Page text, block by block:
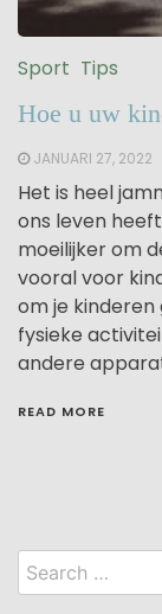
Sport Tips
Hoe u uw
JANUARI 27, 2022
Het is heel
ons leven
moeilijker om
vooral voor
om je
fysieke
andere
READ MORE
Search
for: